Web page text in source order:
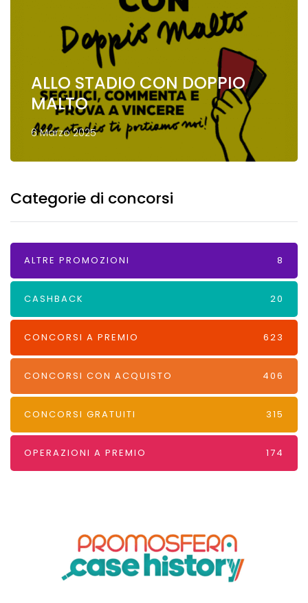
ALLO STADIO CON DOPPIO
MALTO
6 Marzo 2025
Categorie di concorsi
ALTRE PROMOZIONI 8
CASHBACK 20
CONCORSI A PREMIO 623
CONCORSI CON ACQUISTO 406
CONCORSI GRATUITI 315
OPERAZIONI A PREMIO 174